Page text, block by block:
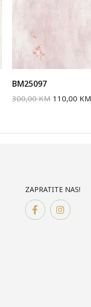
BM25097
300,00KM 110,00 KM
ZAPRATITE NAS!